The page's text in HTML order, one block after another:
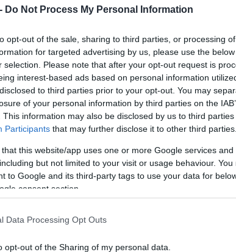
Do Not Process My Personal Information
opt-out of the sale, sharing to third parties, or processing
for targeted advertising by us, please use the
selection. Please note that after your opt-out request is
interest-based ads based on personal information
to third parties prior to your opt-out. You may
of your personal information by third parties on the
This information may also be disclosed by us to third
Participants that may further disclose it to other third parties.
that this website/app uses one or more Google services
but not limited to your visit or usage behaviour.
to Google and its third-party tags to use your data for
consent section.
Data Processing Opt Outs
opt-out of the Sharing of my personal data.